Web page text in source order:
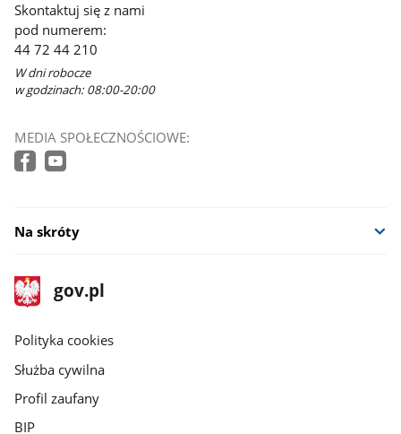
Skontaktuj się z nami
pod numerem:
44 72 44 210
W dni robocze
w godzinach: 08:00-20:00
MEDIA SPOŁECZNOŚCIOWE:
Na skróty
stopka
gov.pl
Strona
gov.pl
gov.pl
Polityka cookies
Służba cywilna
Profil zaufany
BIP